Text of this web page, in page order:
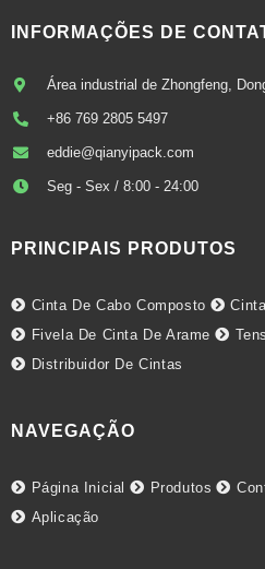
INFORMAÇÕES DE
Área industrial de Zhongfeng,
+86 769 2805 5497
eddie@qianyipack.com
Seg - Sex / 8:00 - 24:00
PRINCIPAIS PRODUTOS
Cinta De Cabo Composto
Fivela De Cinta De Arame
Distribuidor De Cintas
NAVEGAÇÃO
Página Inicial Produtos
Aplicação